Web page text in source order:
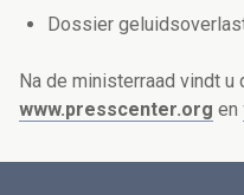
Dossier
Na de ministerraad vindt
www.presscenter.org en